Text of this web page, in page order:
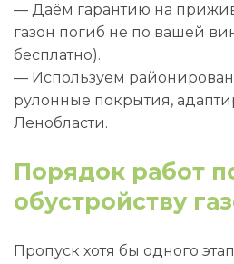
— Даём гарантию на
газон погиб не по вашей
бесплатно).
— Используем
рулонные покрытия,
Ленобласти.
Порядок работ
обустройству
Пропуск хотя бы одного